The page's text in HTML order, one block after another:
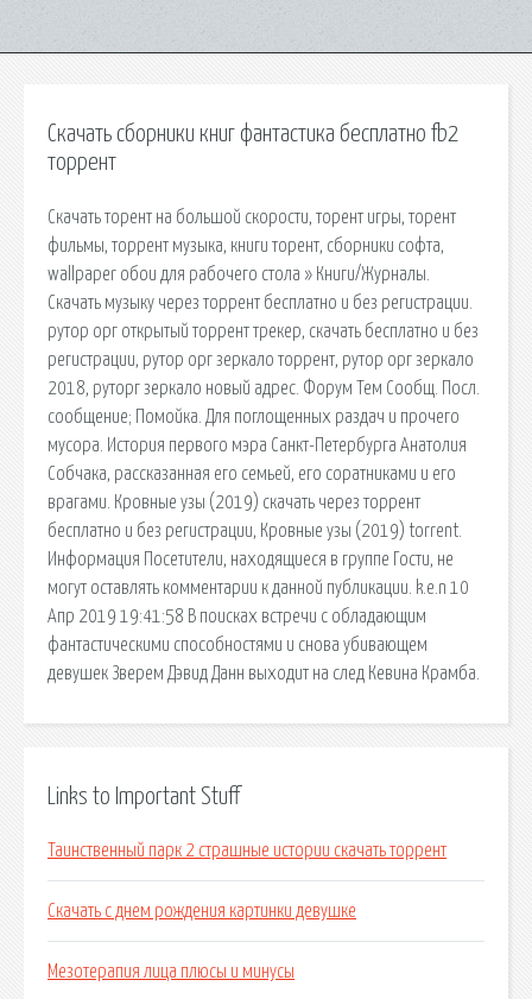
Скачать сборники книг фантастика бесплатно fb2
торрент
Скачать торент на большой скорости, торент игры, торент
фильмы, торрент музыка, книги торент, сборники софта,
wallpaper обои для рабочего стола » Книги/Журналы.
Скачать музыку через торрент бесплатно и без регистрации.
рутор орг открытый торрент трекер, скачать бесплатно и без
регистрации, рутор орг зеркало торрент, рутор орг зеркало
2018, руторг зеркало новый адрес. Форум Тем Сообщ. Посл.
сообщение; Помойка. Для поглощенных раздач и прочего
мусора. История первого мэра Санкт-Петербурга Анатолия
Собчака, рассказанная его семьей, его соратниками и его
врагами. Кровные узы (2019) скачать через торрент
бесплатно и без регистрации, Кровные узы (2019) torrent.
Информация Посетители, находящиеся в группе Гости, не
могут оставлять комментарии к данной публикации. k.e.n 10
Апр 2019 19:41:58 В поисках встречи с обладающим
фантастическими способностями и снова убивающем
девушек Зверем Дэвид Данн выходит на след Кевина Крамба.
Links to Important Stuff
Таинственный парк 2 страшные истории скачать торрент
Скачать с днем рождения картинки девушке
Мезотерапия лица плюсы и минусы